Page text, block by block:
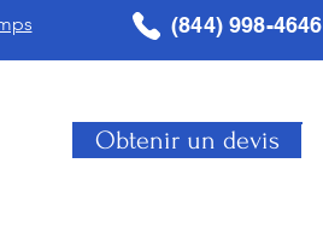
(844) 998-4646
Obtenir un devis